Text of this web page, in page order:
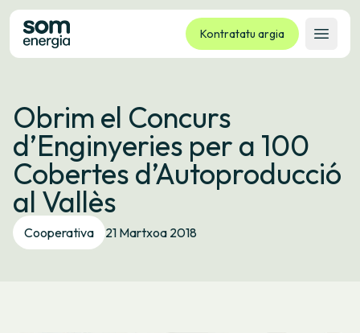
Kontratatu argia
Ireki
Tarifak
Zerbitzuak
Enpresak
Kooperatiba
Kontaktua
Izapideak
Obrim el Concurs
d’Enginyeries per a 100
Cobertes d’Autoproducció
al Vallès
Cooperativa 21 Martxoa 2018